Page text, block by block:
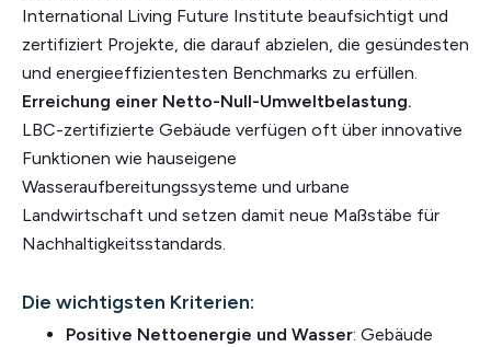
International Living Future Institute beaufsichtigt und
zertifiziert Projekte, die darauf abzielen, die gesündesten
und energieeffizientesten Benchmarks zu erfüllen.
Erreichung einer Netto-Null-Umweltbelastung.
LBC-zertifizierte Gebäude verfügen oft über innovative
Funktionen wie hauseigene
Wasseraufbereitungssysteme und urbane
Landwirtschaft und setzen damit neue Maßstäbe für
Nachhaltigkeitsstandards.
Die wichtigsten Kriterien:
Positive Nettoenergie und Wasser: Gebäude